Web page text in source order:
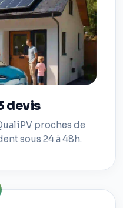
devis
proches de
sous 24 à 48h.